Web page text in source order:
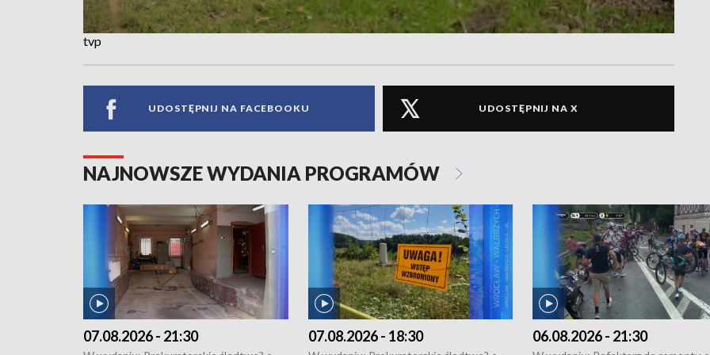
tvp
UDOSTĘPNIJ NA FACEBOOKU UDOSTĘPNIJ NA X
NAJNOWSZE WYDANIA PROGRAMÓW
07.08.2026 - 21:30 07.08.2026 - 18:30 06.08.2026 - 21:30